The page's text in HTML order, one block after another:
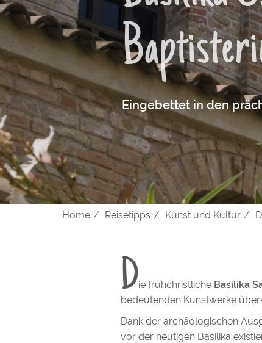
Eingebettet in den
Home Reisetipps Kunst und Kultur
Die frühchristliche Basilika
bedeutenden Kunstwerke
Dank der archäologischen
vor der heutigen Basilika